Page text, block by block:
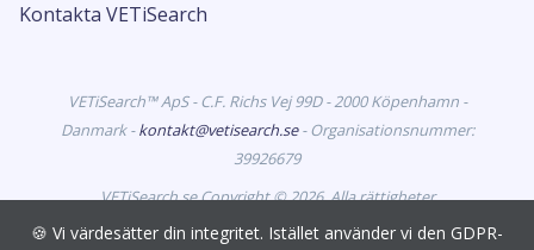
Kontakta VETiSearch
VETiSearch™ ApS - C.F. Richs Vej 99D - 2000 Köpenhamn -
Danmark -kontakt@vetisearch.se- Organisationsnummer:
39926679
VETiSearch.se Copyright © 2026. Alla rättigheter
förbehållna. VETiSearch innehåller information om
🍪 Vi värdesätter din integritet. Istället använder vi den GDPR-